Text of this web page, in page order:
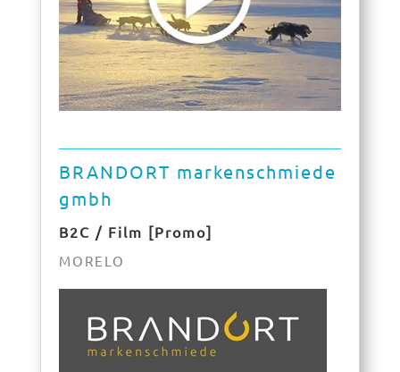
BRANDORT markenschmiede
gmbh
B2C / Film [Promo]
MORELO